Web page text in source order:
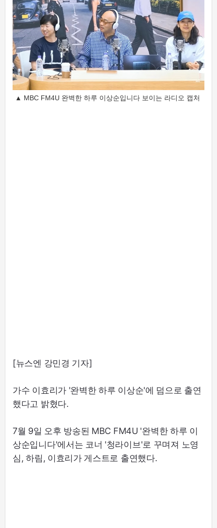
▲ MBC FM4U 완벽한 하루 이상순입니다 보이는 라디오 캡처
[뉴스엔 강민경 기자]
가수 이효리가 '완벽한 하루 이상순'에 덤으로 출연
했다고 밝혔다.
7월 9일 오후 방송된 MBC FM4U '완벽한 하루 이
상순입니다'에서는 코너 '청라이브'로 꾸며져 노영
심, 하림, 이효리가 게스트로 출연했다.